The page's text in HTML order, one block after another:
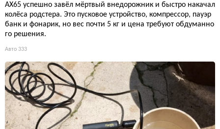
AX65 успешно завёл мёртвый внедорожник и быстро накачал
колёса родстера. Это пусковое устройство, компрессор, пауэр
банк и фонарик, но вес почти 5 кг и цена требуют обдуманно
го решения.
Авто 333